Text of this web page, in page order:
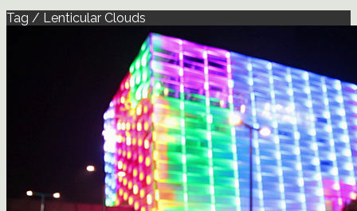
Tag / Lenticular Clouds